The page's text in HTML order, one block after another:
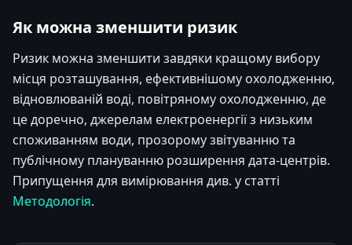
Як можна зменшити ризик
Ризик можна зменшити завдяки кращому вибору
місця розташування, ефективнішому охолодженню,
відновлюваній воді, повітряному охолодженню, де
це доречно, джерелам електроенергії з низьким
споживанням води, прозорому звітуванню та
публічному плануванню розширення дата-центрів.
Припущення для вимірювання див. у статті
Методологія.